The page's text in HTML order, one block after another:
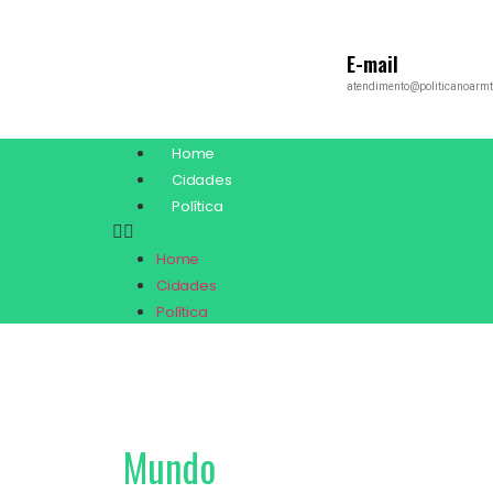
E-mail
Home
Cidades
Política
Home
Cidades
Política
Mundo